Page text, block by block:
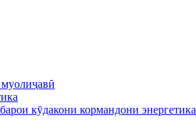
кӯдакони кормандони энергетика